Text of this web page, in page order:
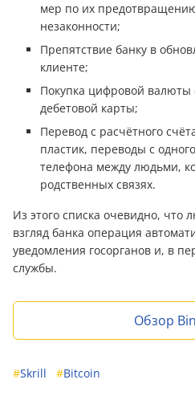
мер по их
незаконности;
Препятствие банку в
клиенте;
Покупка цифровой валюты
дебетовой карты;
Перевод с расчётного
пластик, переводы с
телефона между людьми,
родственных связях.
Из этого списка очевидно, что
взгляд банка операция
уведомления госорганов и, в
службы.
Обзор
#Skrill #Bitcoin